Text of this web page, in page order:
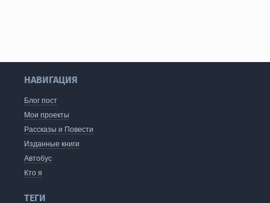
НАВИГАЦИЯ
Блог пост
Мои проекты
Рассказы и Повести
Изданные книги
Автобус
Кто я
ТЕГИ